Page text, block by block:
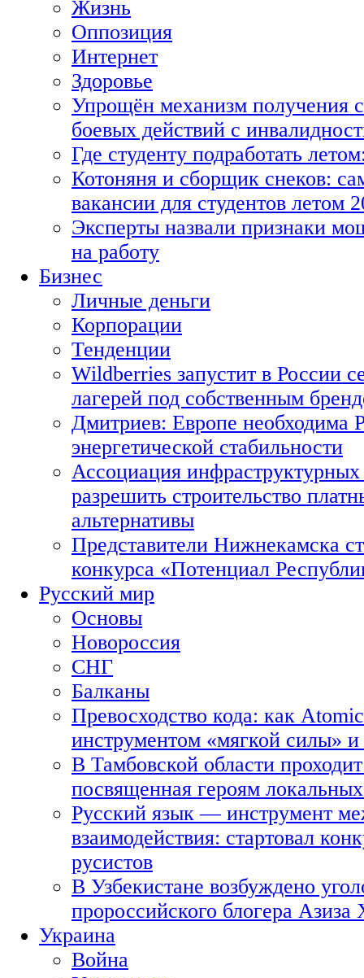
Жизнь
Оппозиция
Интернет
Здоровье
Упрощён механизм получения
боевых действий с
Где студенту подработать
Котоняня и сборщик снеков:
вакансии для студентов летом
Эксперты назвали признаки
на работу
Бизнес
Личные деньги
Корпорации
Тенденции
Wildberries запустит в России
лагерей под собственным
Дмитриев: Европе необходима
энергетической стабильности
Ассоциация
разрешить строительство
альтернативы
Представители Нижнекамска
конкурса «Потенциал
Русский мир
Основы
Новороссия
СНГ
Балканы
Превосходство кода: как
инструментом «мягкой силы» и
В Тамбовской области
посвященная героям
Русский язык — инструмент
взаимодействия: стартовал
русистов
В Узбекистане возбуждено
пророссийского блогера Азиза
Украина
Война